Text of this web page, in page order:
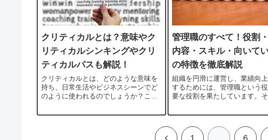
クリティカルとは？意味やク
リティカルシンキングやクリ
ティカルパスも解説！
クリティカルとは、どのような意味を
持ち、日常生活やビジネスシーンでど
のように使われるのでしょうか？この
使い方を詳しく解説していきます。こ
管理職のすべて！役割
内容・スキル・向いて
の特徴を徹底解説
組織を円滑に運営し、業績向
するためには、管理職という
要な役割を果たしています。
味があり、どんな仕事を担っ
定義や役割、主な仕事内容や
前 1 … 6